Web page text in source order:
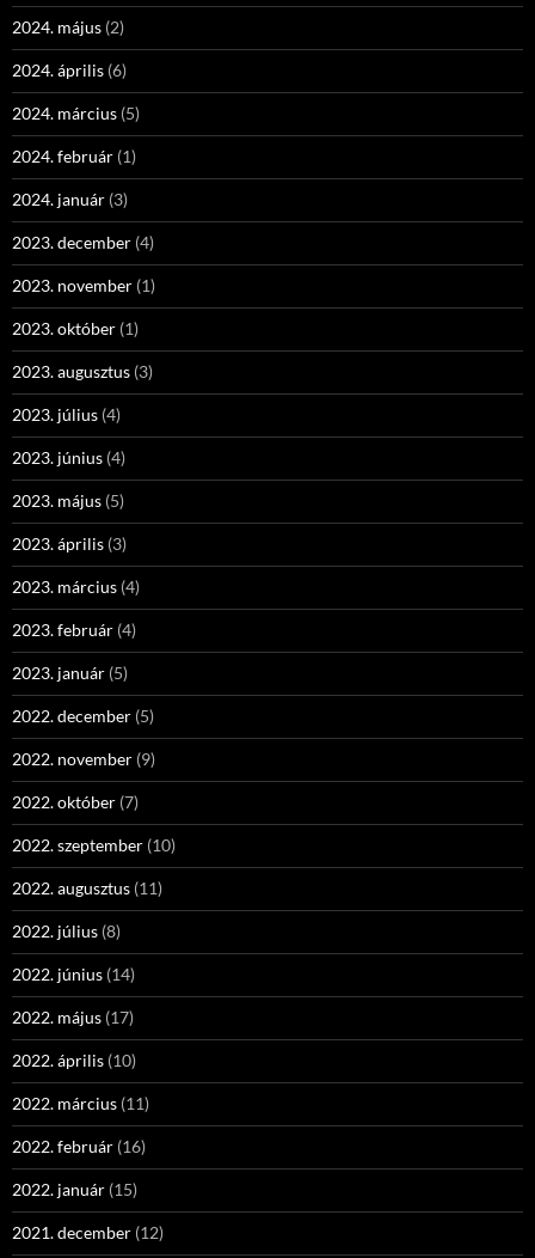
2024. május (2)
2024. április (6)
2024. március (5)
2024. február (1)
2024. január (3)
2023. december (4)
2023. november (1)
2023. október (1)
2023. augusztus (3)
2023. július (4)
2023. június (4)
2023. május (5)
2023. április (3)
2023. március (4)
2023. február (4)
2023. január (5)
2022. december (5)
2022. november (9)
2022. október (7)
2022. szeptember (10)
2022. augusztus (11)
2022. július (8)
2022. június (14)
2022. május (17)
2022. április (10)
2022. március (11)
2022. február (16)
2022. január (15)
2021. december (12)